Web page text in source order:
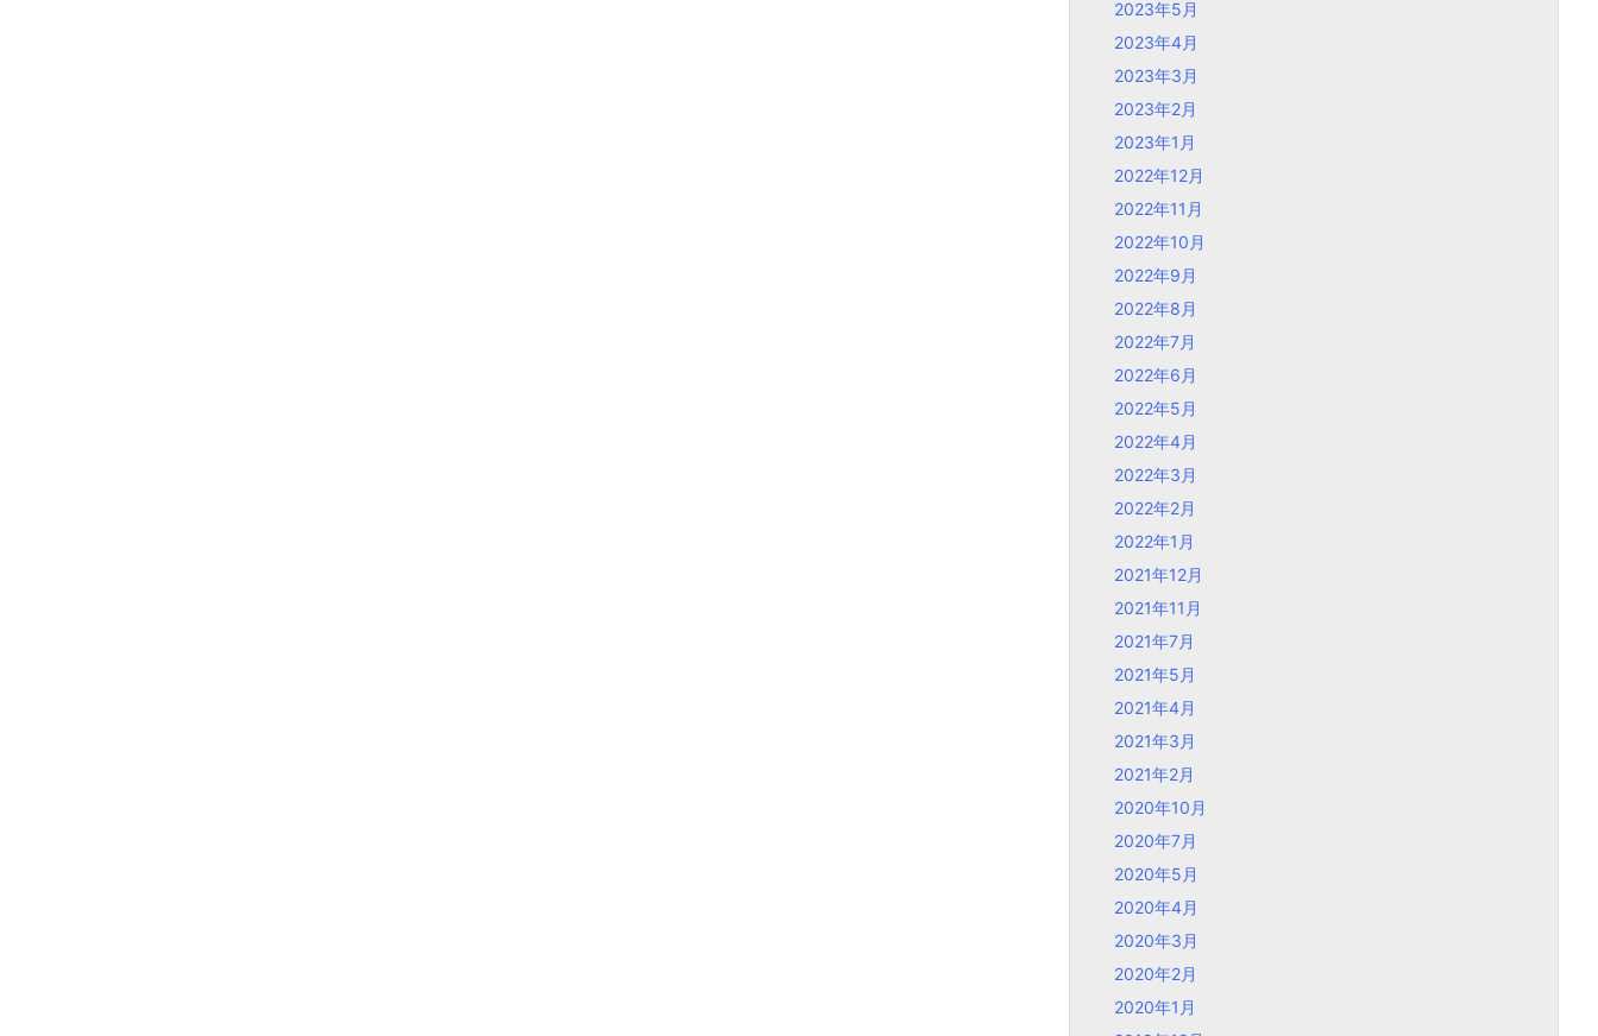
2023年5月
2023年4月
2023年3月
2023年2月
2023年1月
2022年12月
2022年11月
2022年10月
2022年9月
2022年8月
2022年7月
2022年6月
2022年5月
2022年4月
2022年3月
2022年2月
2022年1月
2021年12月
2021年11月
2021年7月
2021年5月
2021年4月
2021年3月
2021年2月
2020年10月
2020年7月
2020年5月
2020年4月
2020年3月
2020年2月
2020年1月